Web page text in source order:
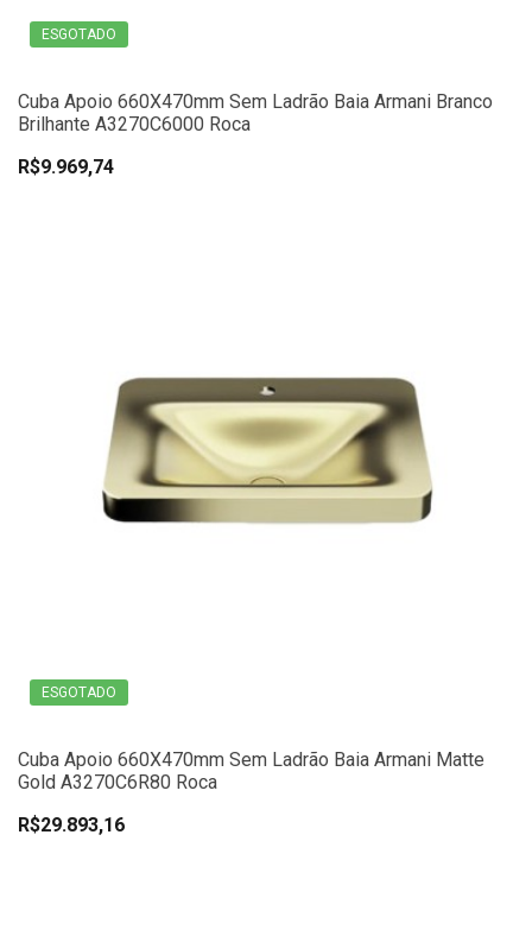
ESGOTADO
Cuba Apoio 660X470mm Sem Ladrão Baia Armani Branco
Brilhante A3270C6000 Roca
R$9.969,74
ESGOTADO
Cuba Apoio 660X470mm Sem Ladrão Baia Armani Matte
Gold A3270C6R80 Roca
R$29.893,16